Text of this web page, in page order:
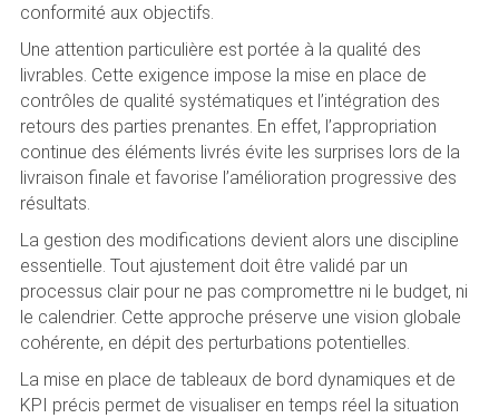
conformité aux objectifs.
Une attention particulière est portée à la qualité des
livrables. Cette exigence impose la mise en place de
contrôles de qualité systématiques et l’intégration des
retours des parties prenantes. En effet, l’appropriation
continue des éléments livrés évite les surprises lors de la
livraison finale et favorise l’amélioration progressive des
résultats.
La gestion des modifications devient alors une discipline
essentielle. Tout ajustement doit être validé par un
processus clair pour ne pas compromettre ni le budget, ni
le calendrier. Cette approche préserve une vision globale
cohérente, en dépit des perturbations potentielles.
La mise en place de tableaux de bord dynamiques et de
KPI précis permet de visualiser en temps réel la situation